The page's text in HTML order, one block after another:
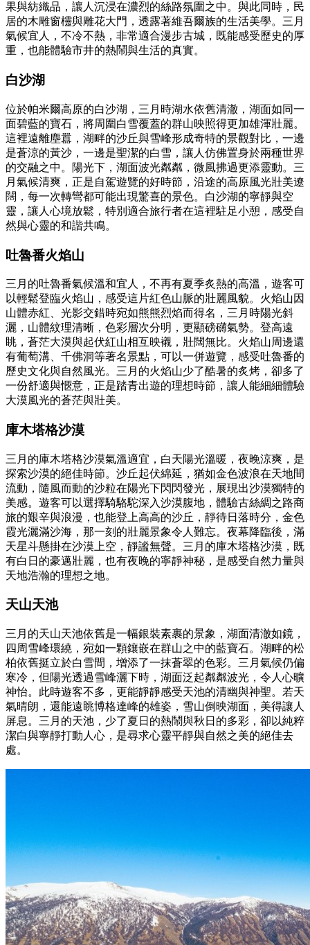
果與紡織品，讓人沉浸在濃烈的絲路氛圍之中。與此同時，民
居的木雕窗欞與雕花大門，透露著維吾爾族的生活美學。三月
氣候宜人，不冷不熱，非常適合漫步古城，既能感受歷史的厚
重，也能體驗市井的熱鬧與生活的真實。
白沙湖
位於帕米爾高原的白沙湖，三月時湖水依舊清澈，湖面如同一
面碧藍的寶石，將周圍白雪覆蓋的群山映照得更加雄渾壯麗。
這裡遠離塵囂，湖畔的沙丘與雪峰形成奇特的景觀對比，一邊
是蒼涼的黃沙，一邊是聖潔的白雪，讓人仿佛置身於兩種世界
的交融之中。陽光下，湖面波光粼粼，微風拂過更添靈動。三
月氣候清爽，正是自駕遊覽的好時節，沿途的高原風光壯美遼
闊，每一次轉彎都可能出現驚喜的景色。白沙湖的寧靜與空
靈，讓人心境放鬆，特別適合旅行者在這裡駐足小憩，感受自
然與心靈的和諧共鳴。
吐魯番火焰山
三月的吐魯番氣候溫和宜人，不再有夏季炙熱的高溫，遊客可
以輕鬆登臨火焰山，感受這片紅色山脈的壯麗風貌。火焰山因
山體赤紅、光影交錯時宛如熊熊烈焰而得名，三月時陽光斜
灑，山體紋理清晰，色彩層次分明，更顯磅礴氣勢。登高遠
眺，蒼茫大漠與起伏紅山相互映襯，壯闊無比。火焰山周邊還
有葡萄溝、千佛洞等著名景點，可以一併遊覽，感受吐魯番的
歷史文化與自然風光。三月的火焰山少了酷暑的炙烤，卻多了
一份舒適與愜意，正是踏青出遊的理想時節，讓人能細細體驗
大漠風光的蒼茫與壯美。
庫木塔格沙漠
三月的庫木塔格沙漠氣溫適宜，白天陽光溫暖，夜晚涼爽，是
探索沙漠的絕佳時節。沙丘起伏綿延，猶如金色波浪在天地間
流動，隨風而動的沙粒在陽光下閃閃發光，展現出沙漠獨特的
美感。遊客可以選擇騎駱駝深入沙漠腹地，體驗古絲綢之路商
旅的艱辛與浪漫，也能登上高高的沙丘，靜待日落時分，金色
霞光灑滿沙海，那一刻的壯麗景象令人難忘。夜幕降臨後，滿
天星斗懸掛在沙漠上空，靜謐無聲。三月的庫木塔格沙漠，既
有白日的豪邁壯麗，也有夜晚的寧靜神秘，是感受自然力量與
天地浩瀚的理想之地。
天山天池
三月的天山天池依舊是一幅銀裝素裹的景象，湖面清澈如鏡，
四周雪峰環繞，宛如一顆鑲嵌在群山之中的藍寶石。湖畔的松
柏依舊挺立於白雪間，增添了一抹蒼翠的色彩。三月氣候仍偏
寒冷，但陽光透過雪峰灑下時，湖面泛起粼粼波光，令人心曠
神怡。此時遊客不多，更能靜靜感受天池的清幽與神聖。若天
氣晴朗，還能遠眺博格達峰的雄姿，雪山倒映湖面，美得讓人
屏息。三月的天池，少了夏日的熱鬧與秋日的多彩，卻以純粹
潔白與寧靜打動人心，是尋求心靈平靜與自然之美的絕佳去
處。